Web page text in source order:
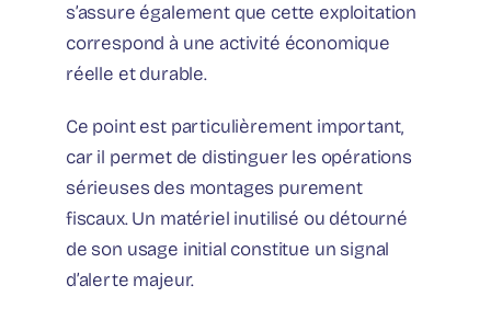
s’assure également que cette exploitation
correspond à une activité économique
réelle et durable.
Ce point est particulièrement important,
car il permet de distinguer les opérations
sérieuses des montages purement
fiscaux. Un matériel inutilisé ou détourné
de son usage initial constitue un signal
d’alerte majeur.